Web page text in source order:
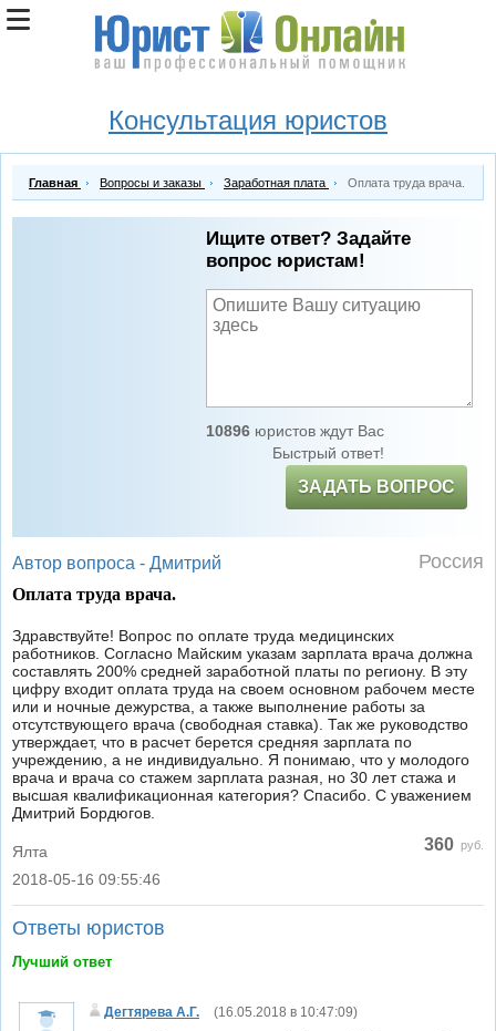
Консультация юристов
Главная Вопросы и заказы Заработная плата Оплата труда врача.
Ищите ответ? Задайте
вопрос юристам!
10896юристов ждут Вас
Быстрый ответ!
ЗАДАТЬ ВОПРОС
Автор вопроса - Дмитрий Россия
Оплата труда врача.
Здравствуйте! Вопрос по оплате труда медицинских
работников. Согласно Майским указам зарплата врача должна
составлять 200% средней заработной платы по региону. В эту
цифру входит оплата труда на своем основном рабочем месте
или и ночные дежурства, а также выполнение работы за
отсутствующего врача (свободная ставка). Так же руководство
утверждает, что в расчет берется средняя зарплата по
учреждению, а не индивидуально. Я понимаю, что у молодого
врача и врача со стажем зарплата разная, но 30 лет стажа и
высшая квалификационная категория? Спасибо. С уважением
Дмитрий Бордюгов.
Ялта
|
2018-05-16 09:55:46
360 руб.
Ответы юристов
Лучший ответ
Дегтярева А.Г. (16.05.2018 в 10:47:09)